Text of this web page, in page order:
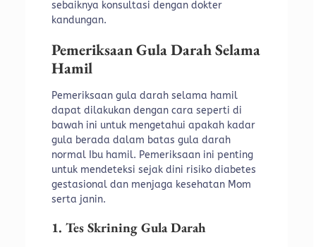
sebaiknya konsultasi dengan dokter
kandungan.
Pemeriksaan Gula Darah Selama
Hamil
Pemeriksaan gula darah selama hamil
dapat dilakukan dengan cara seperti di
bawah ini untuk mengetahui apakah kadar
gula berada dalam batas gula darah
normal Ibu hamil. Pemeriksaan ini penting
untuk mendeteksi sejak dini risiko diabetes
gestasional dan menjaga kesehatan Mom
serta janin.
1. Tes Skrining Gula Darah